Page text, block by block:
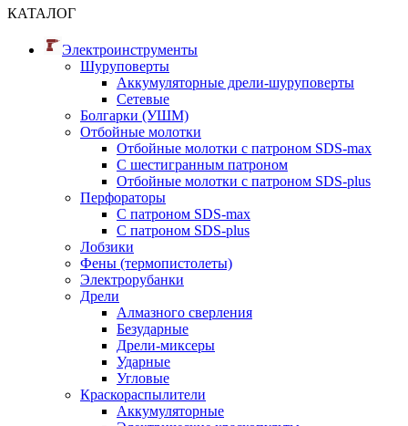
КАТАЛОГ
Электроинструменты
Шуруповерты
Аккумуляторные дрели-шуруповерты
Сетевые
Болгарки (УШМ)
Отбойные молотки
Отбойные молотки с патроном SDS-max
С шестигранным патроном
Отбойные молотки с патроном SDS-plus
Перфораторы
С патроном SDS-max
С патроном SDS-plus
Лобзики
Фены (термопистолеты)
Электрорубанки
Дрели
Алмазного сверления
Безударные
Дрели-миксеры
Ударные
Угловые
Краскораспылители
Аккумуляторные